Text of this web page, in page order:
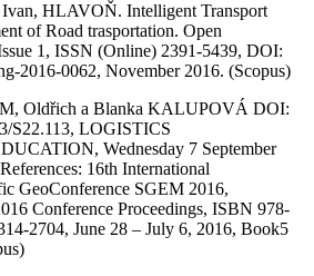
HLAVOŇ. Intelligent Transport
of Road trasportation. Open
1, ISSN (Online) 2391-5439, DOI:
2016-0062, November 2016. (Scopus)
Oldřich a Blanka KALUPOVÁ DOI:
S22.113, LOGISTICS
Wednesday 7 September
16th International
GeoConference SGEM 2016,
Conference Proceedings, ISBN 978-
2704, June 28 – July 6, 2016, Book5